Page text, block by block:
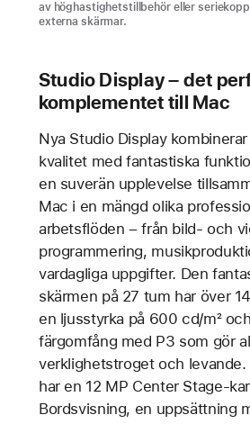
av höghastighetstillbehör eller
externa skärmar.
Studio Display – det
komplementet till Mac
Nya Studio Display
kvalitet med fantastiska
en suverän upplevelse
Mac i en mängd olika
arbetsflöden – från bild- och
programmering,
vardagliga uppgifter. Den
skärmen på 27 tum har över
en ljusstyrka på 600 cd/m²
färgomfång med P3 som gör
verklighetstroget och levande.
har en 12 MP Center Stage-
Bordsvisning, en uppsättning